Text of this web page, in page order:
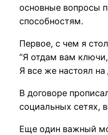
основные вопросы
способностям.
Первое, с чем я
“Я отдам вам
Я все же настоял
В договоре
социальных сетях,
Еще один важный